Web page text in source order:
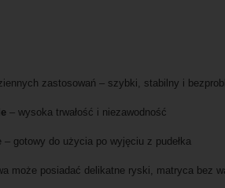
zastosowań – szybki, stabilny i
– wysoka trwałość i niezawodność
gotowy do użycia po wyjęciu z pudełka
może posiadać delikatne ryski, matryca bez